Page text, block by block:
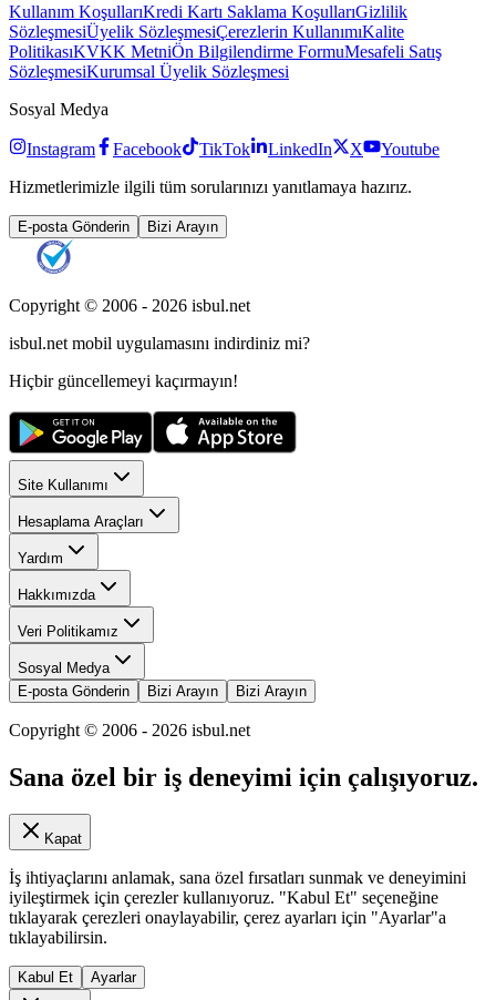
Kullanım KoşullarıKredi Kartı Saklama KoşullarıGizlilik
SözleşmesiÜyelik SözleşmesiÇerezlerin KullanımıKalite
PolitikasıKVKK MetniÖn Bilgilendirme FormuMesafeli Satış
SözleşmesiKurumsal Üyelik Sözleşmesi
Sosyal Medya
Instagram Facebook TikTok LinkedIn X
Youtube
Hizmetlerimizle ilgili tüm sorularınızı yanıtlamaya hazırız.
E-posta Gönderin Bizi Arayın
Copyright © 2006 - 2026 isbul.net
isbul.net mobil uygulamasını indirdiniz mi?
Hiçbir güncellemeyi kaçırmayın!
Site Kullanımı
Hesaplama Araçları
Yardım
Hakkımızda
Veri Politikamız
Sosyal Medya
E-posta Gönderin
Bizi Arayın Bizi Arayın
Copyright © 2006 - 2026 isbul.net
Sana özel bir iş deneyimi için çalışıyoruz.
Kapat
İş ihtiyaçlarını anlamak, sana özel fırsatları sunmak ve deneyimini
iyileştirmek için çerezler kullanıyoruz. "Kabul Et" seçeneğine
tıklayarak çerezleri onaylayabilir, çerez ayarları için "Ayarlar"a
tıklayabilirsin.
Kabul Et Ayarlar